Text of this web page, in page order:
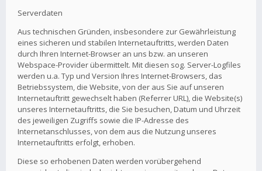
Serverdaten
Aus technischen Gründen, insbesondere zur Gewährleistung
eines sicheren und stabilen Internetauftritts, werden Daten
durch Ihren Internet-Browser an uns bzw. an unseren
Webspace-Provider übermittelt. Mit diesen sog. Server-Logfiles
werden u.a. Typ und Version Ihres Internet-Browsers, das
Betriebssystem, die Website, von der aus Sie auf unseren
Internetauftritt gewechselt haben (Referrer URL), die Website(s)
unseres Internetauftritts, die Sie besuchen, Datum und Uhrzeit
des jeweiligen Zugriffs sowie die IP-Adresse des
Internetanschlusses, von dem aus die Nutzung unseres
Internetauftritts erfolgt, erhoben.
Diese so erhobenen Daten werden vorübergehend